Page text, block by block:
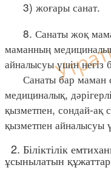
3) жоғары санат.
8. Санаты жоқ
маманның
айналысуы үшін негіз
Санаты бар маман
медициналық,
қызметпен, сондай-ақ
қызметпен айналысуы
2. Біліктілік
ұсынылатын құжаттар